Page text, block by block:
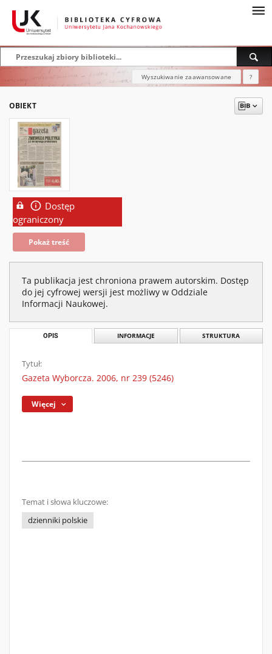
Wyszukiwanie zaawansowane ?
OBIEKT
Dostęp
ograniczony
Pokaż treść
Ta publikacja jest chroniona prawem autorskim. Dostęp
do jej cyfrowej wersji jest możliwy w Oddziale
Informacji Naukowej.
OPIS INFORMACJE STRUKTURA
Tytuł:
Gazeta Wyborcza. 2006, nr 239 (5246)
Więcej
Temat i słowa kluczowe:
dzienniki polskie